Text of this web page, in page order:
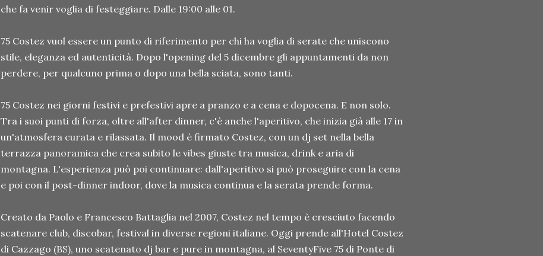
che fa venir voglia di festeggiare. Dalle 19:00 alle 01.
75 Costez vuol essere un punto di riferimento per chi ha voglia di serate che uniscono
stile, eleganza ed autenticità. Dopo l'opening del 5 dicembre gli appuntamenti da non
perdere, per qualcuno prima o dopo una bella sciata, sono tanti.
75 Costez nei giorni festivi e prefestivi apre a pranzo e a cena e dopocena. E non solo.
Tra i suoi punti di forza, oltre all'after dinner, c'è anche l'aperitivo, che inizia già alle 17 in
un'atmosfera curata e rilassata. Il mood è firmato Costez, con un dj set nella bella
terrazza panoramica che crea subito le vibes giuste tra musica, drink e aria di
montagna. L'esperienza può poi continuare: dall'aperitivo si può proseguire con la cena
e poi con il post-dinner indoor, dove la musica continua e la serata prende forma.
Creato da Paolo e Francesco Battaglia nel 2007, Costez nel tempo è cresciuto facendo
scatenare club, discobar, festival in diverse regioni italiane. Oggi prende all'Hotel Costez
di Cazzago (BS), uno scatenato dj bar e pure in montagna, al SeventyFive 75 di Ponte di